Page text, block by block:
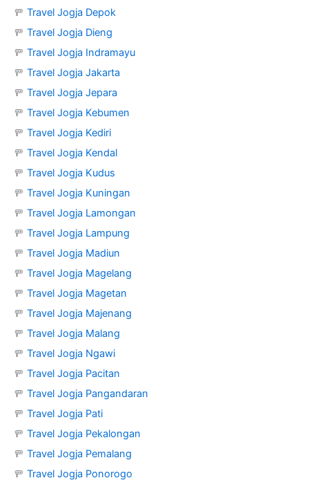
🚥 Travel Jogja Depok
🚥 Travel Jogja Dieng
🚥 Travel Jogja Indramayu
🚥 Travel Jogja Jakarta
🚥 Travel Jogja Jepara
🚥 Travel Jogja Kebumen
🚥 Travel Jogja Kediri
🚥 Travel Jogja Kendal
🚥 Travel Jogja Kudus
🚥 Travel Jogja Kuningan
🚥 Travel Jogja Lamongan
🚥 Travel Jogja Lampung
🚥 Travel Jogja Madiun
🚥 Travel Jogja Magelang
🚥 Travel Jogja Magetan
🚥 Travel Jogja Majenang
🚥 Travel Jogja Malang
🚥 Travel Jogja Ngawi
🚥 Travel Jogja Pacitan
🚥 Travel Jogja Pangandaran
🚥 Travel Jogja Pati
🚥 Travel Jogja Pekalongan
🚥 Travel Jogja Pemalang
🚥 Travel Jogja Ponorogo